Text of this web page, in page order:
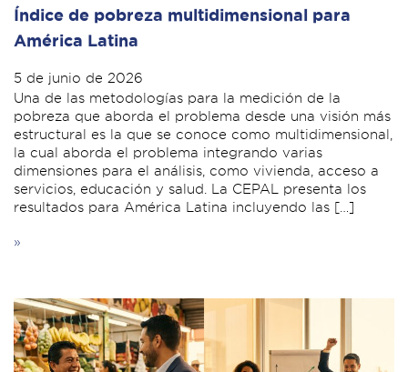
Índice de pobreza multidimensional para
América Latina
5 de junio de 2026
Una de las metodologías para la medición de la
pobreza que aborda el problema desde una visión más
estructural es la que se conoce como multidimensional,
la cual aborda el problema integrando varias
dimensiones para el análisis, como vivienda, acceso a
servicios, educación y salud. La CEPAL presenta los
resultados para América Latina incluyendo las […]
»